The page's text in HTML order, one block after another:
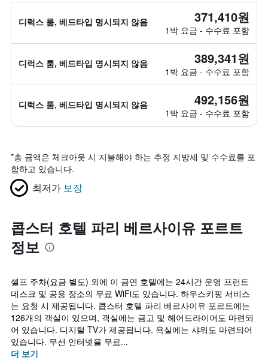
디럭스 룸, 베드타입 명시되지 않음 371,410원
1박 요금 - 수수료 포함
디럭스 룸, 베드타입 명시되지 않음 389,341원
1박 요금 - 수수료 포함
디럭스 룸, 베드타입 명시되지 않음 492,156원
1박 요금 - 수수료 포함
*총 금액은 체크아웃 시 지불해야 하는 추정 지방세 및 수수료를 포
함하고 있습니다.
최저가 보장
콥스터 호텔 파리 베르사이유 포르트
정보
셀프 주차(요금 별도) 외에 이 금연 호텔에는 24시간 운영 프런트
데스크 및 공용 장소의 무료 WiFi도 있습니다. 하우스키핑 서비스
는 요청 시 제공됩니다. 콥스터 호텔 파리 베르사이유 포르트에는
126개의 객실이 있으며, 객실에는 금고 및 헤어드라이어도 마련되
어 있습니다. 디지털 TV가 제공됩니다. 욕실에는 샤워도 마련되어
있습니다. 무선 인터넷을 무료...
더 보기